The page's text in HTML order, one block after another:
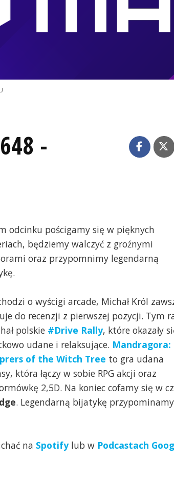
-
odcinku pościgamy się w pięknych
będziemy walczyć z groźnymi
oraz przypomnimy legendarną
o wyścigi arcade, Michał Król
do recenzji z pierwszej pozycji. Tym
polskie #Drive Rally, które okazały
udane i relaksujące. Mandragora:
of the Witch Tree to gra udana
która łączy w sobie RPG akcji oraz
2,5D. Na koniec cofamy się w
. Legendarną bijatykę
na Spotifylub w Podcastach